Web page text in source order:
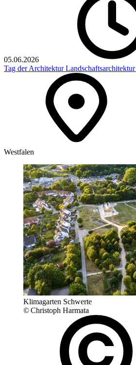
05.06.2026
Tag der ArchitekturLandschaftsarchitektur
Westfalen
Klimagarten Schwerte
© Christoph Harmata